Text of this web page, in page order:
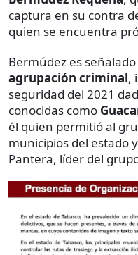
captura en su contra
quien se encuentra
Bermúdez es
agrupación criminal,
seguridad del 2021
conocidas como
él quien permitió al
municipios del estado
Pantera, líder del